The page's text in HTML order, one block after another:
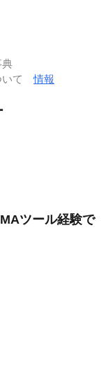
典
いて情報
ツール経験で